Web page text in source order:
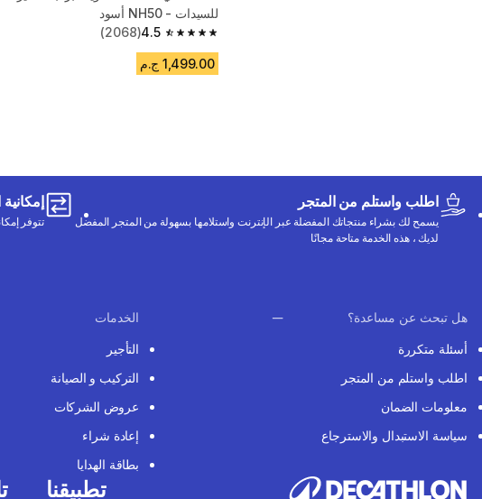
للسيدات - NH50 أسود
4.5
4.5 out of 5 stars from 2068 reviews
(2068)
1,499.00 ج.م
اطلب واستلم من المتجر
يسمح لك بشراء منتجاتك المفضلة عبر الإنترنت واستلامها بسهولة من المتجر المفضل
لديك ، هذه الخدمة متاحة مجانًا
تتوفر
هل تبحث عن مساعدة؟
أسئلة متكررة
اطلب واستلم من المتجر
معلومات الضمان
سياسة الاستبدال والاسترجاع
الخدمات
التأجير
التركيب و الصيانة
عروض الشركات
إعادة شراء
بطاقة الهدايا
تطبيقنا